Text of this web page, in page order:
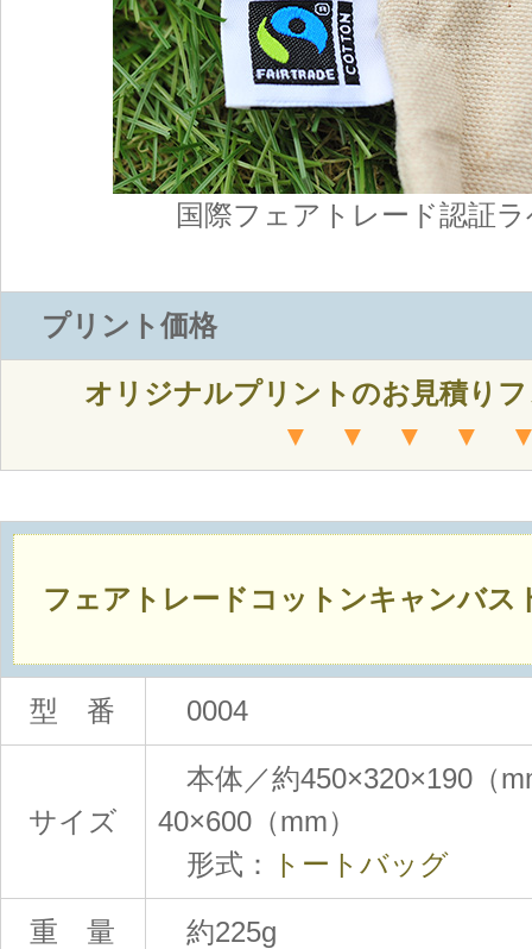
国際フェアトレード認証
プリント価格
オリジナルプリントのお見積り
▼ ▼ ▼ ▼
フェアトレードコットンキャンバス
型 番 0004
サイズ
本体／約450×320×190（
40×600（mm）
形式：
トートバッグ
重 量 約225g